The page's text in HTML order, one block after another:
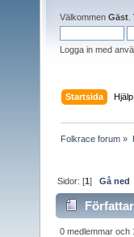
Välkommen Gäst
Logga in med
Startsida Hjälp
Folkrace forum »
Sidor: [1]Gå ned
0 medlemmar och